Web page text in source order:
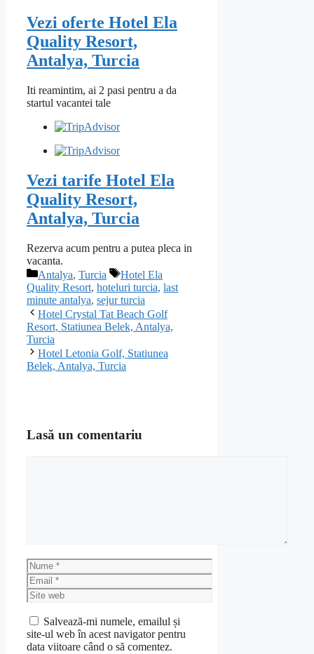
Vezi oferte Hotel Ela
Quality Resort,
Antalya, Turcia
Iti reamintim, ai 2 pasi pentru a da
startul vacantei tale
Vezi tarife Hotel Ela
Quality Resort,
Antalya, Turcia
Rezerva acum pentru a putea pleca in
vacanta.
Categorii
Antalya, Turcia Etichete
Hotel Ela
Quality Resort, hoteluri turcia, last
minute antalya, sejur turcia
Hotel Crystal Tat Beach Golf
Resort, Statiunea Belek, Antalya,
Turcia
Hotel Letonia Golf, Statiunea
Belek, Antalya, Turcia
Lasă un comentariu
Nume
Email
Site
web
Salvează-mi numele, emailul și
site-ul web în acest navigator pentru
data viitoare când o să comentez.